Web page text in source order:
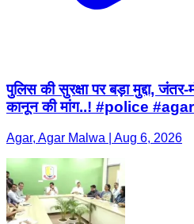
पुलिस की सुरक्षा पर बड़ा मुद्दा,
कानून की मांग..! #police
Agar, Agar Malwa | Aug 6, 2026